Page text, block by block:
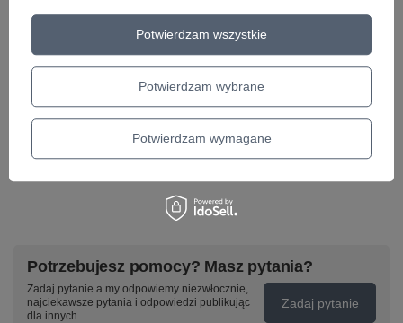
Janis Joplin - Janis Joplin's Greatest
Hits LP płyta winylowa
64,00 zł
Olivia Rodrigo -
winylowa
Potrzebujesz pomocy? Masz pytania?
Zadaj pytanie a my odpowiemy niezwłocznie,
najciekawsze pytania i odpowiedzi publikując
dla innych.
Zadaj pytanie
Potwierdzam wybrane
Potwierdzam wymagane
Potwierdzam wszystkie